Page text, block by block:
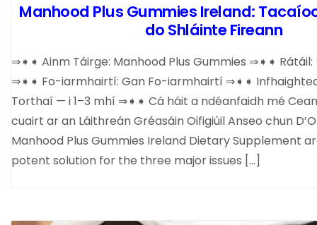
Manhood Plus Gummies Ireland:
do Shláinte Fireann
⇒➧➧ Ainm Táirge: Manhood Plus Gummies ⇒➧➧
⇒➧➧ Fo-iarmhairtí: Gan Fo-iarmhairtí ⇒➧➧
Torthaí — i 1–3 mhí ⇒➧➧ Cá háit a ndéanfaidh mé
cuairt ar an Láithreán Gréasáin Oifigiúil Anseo chun
Manhood Plus Gummies Ireland Dietary Supplement
potent solution for the three major issues […]